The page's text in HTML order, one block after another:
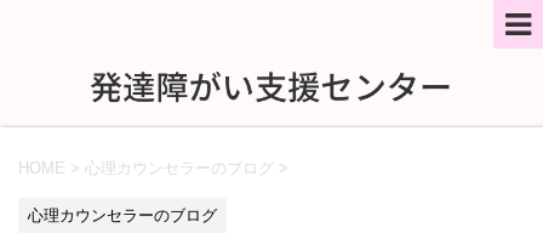
HOME > 心理カウンセラーのブログ >
心理カウンセラーのブログ